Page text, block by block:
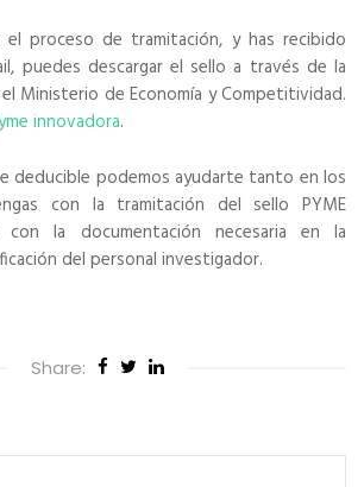
el proceso de tramitación, y has recibido
puedes descargar el sello a través de la
Ministerio de Economía y Competitividad.
innovadora.
deducible podemos ayudarte tanto en los
con la tramitación del sello PYME
con la documentación necesaria en la
del personal investigador.
Share: